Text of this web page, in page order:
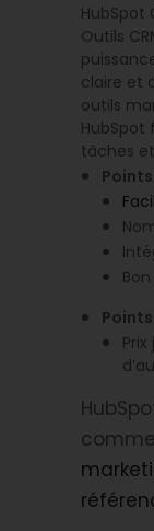
HubSpot
Outils
claire et
outils
HubSpot
tâches